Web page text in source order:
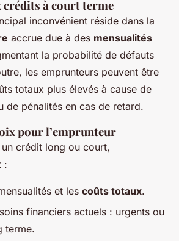
crédits à court terme
inconvénient réside dans la
accrue due à des mensualités
la probabilité de défauts
les emprunteurs peuvent être
totaux plus élevés à cause de
de pénalités en cas de retard.
pour l’emprunteur
crédit long ou court,
:
et les coûts totaux.
financiers actuels : urgents ou
terme.